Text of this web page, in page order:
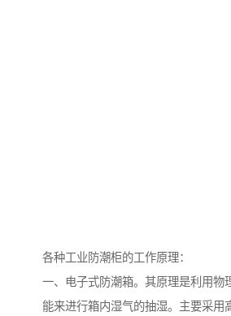
各种工业防潮柜的工作原理：
一、电子式防潮箱。其原理是利用物
能来进行箱内湿气的抽湿。主要采用